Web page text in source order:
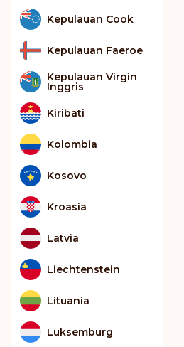
Kepulauan Cook
Kepulauan Faeroe
Kepulauan Virgin
Inggris
Kiribati
Kolombia
Kosovo
Kroasia
Latvia
Liechtenstein
Lituania
Luksemburg